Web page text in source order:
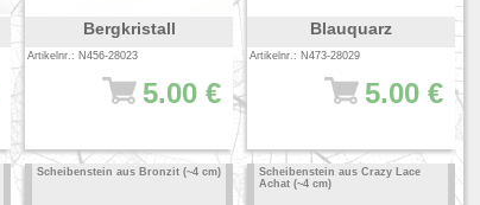
Bergkristall
Artikelnr.: N456-28023
5.00 €
Blauquarz
Artikelnr.: N473-28029
5.00 €
Scheibenstein aus Bronzit (~4 cm)
Scheibenstein aus Crazy Lace
Achat (~4 cm)